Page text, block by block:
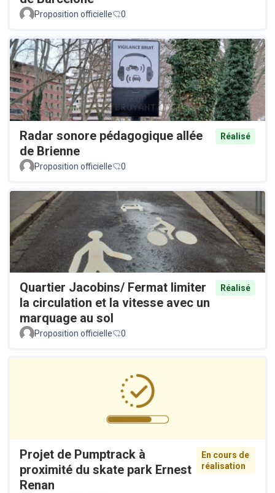
Proposition officielle 0
Radar sonore pédagogique allée
de Brienne
Réalisé
Proposition officielle 0
Quartier Jacobins/ Fermat limiter
la circulation et la vitesse avec un
marquage au sol
Réalisé
Proposition officielle 0
Projet de Pumptrack à
proximité du skate park Ernest
Renan
En cours de
réalisation